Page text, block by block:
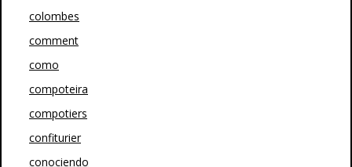
colombes
comment
como
compoteira
compotiers
confiturier
conociendo